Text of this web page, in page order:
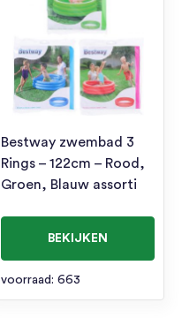
Bestway zwembad 3
Rings – 122cm – Rood,
Groen, Blauw assorti
BEKIJKEN
voorraad: 663